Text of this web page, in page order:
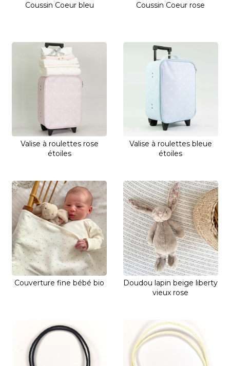
Coussin Coeur bleu Coussin Coeur rose
Valise à roulettes rose
étoiles
Valise à roulettes bleue
étoiles
Couverture fine bébé bio
Doudou lapin beige liberty
vieux rose